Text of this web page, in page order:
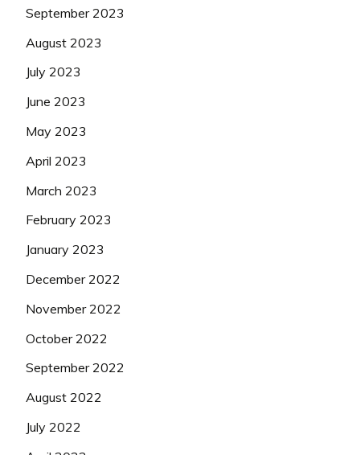
September 2023
August 2023
July 2023
June 2023
May 2023
April 2023
March 2023
February 2023
January 2023
December 2022
November 2022
October 2022
September 2022
August 2022
July 2022